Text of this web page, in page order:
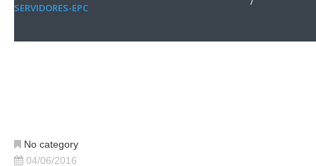
SERVIDORES-EPC
No category
04/06/2016